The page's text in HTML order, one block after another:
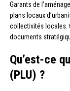
Garants de
plans locaux
collectivités locales.
documents
Qu’est-ce
(PLU) ?